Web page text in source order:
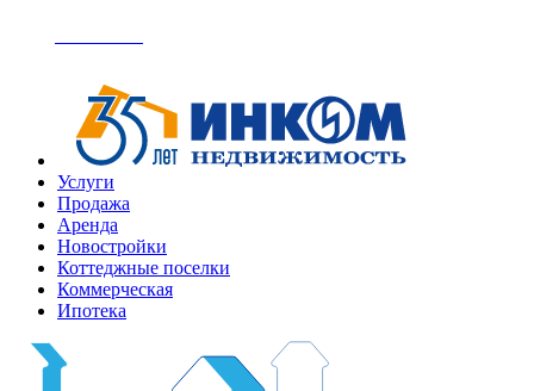
Услуги
Продажа
Аренда
Новостройки
Коттеджные поселки
Коммерческая
Ипотека